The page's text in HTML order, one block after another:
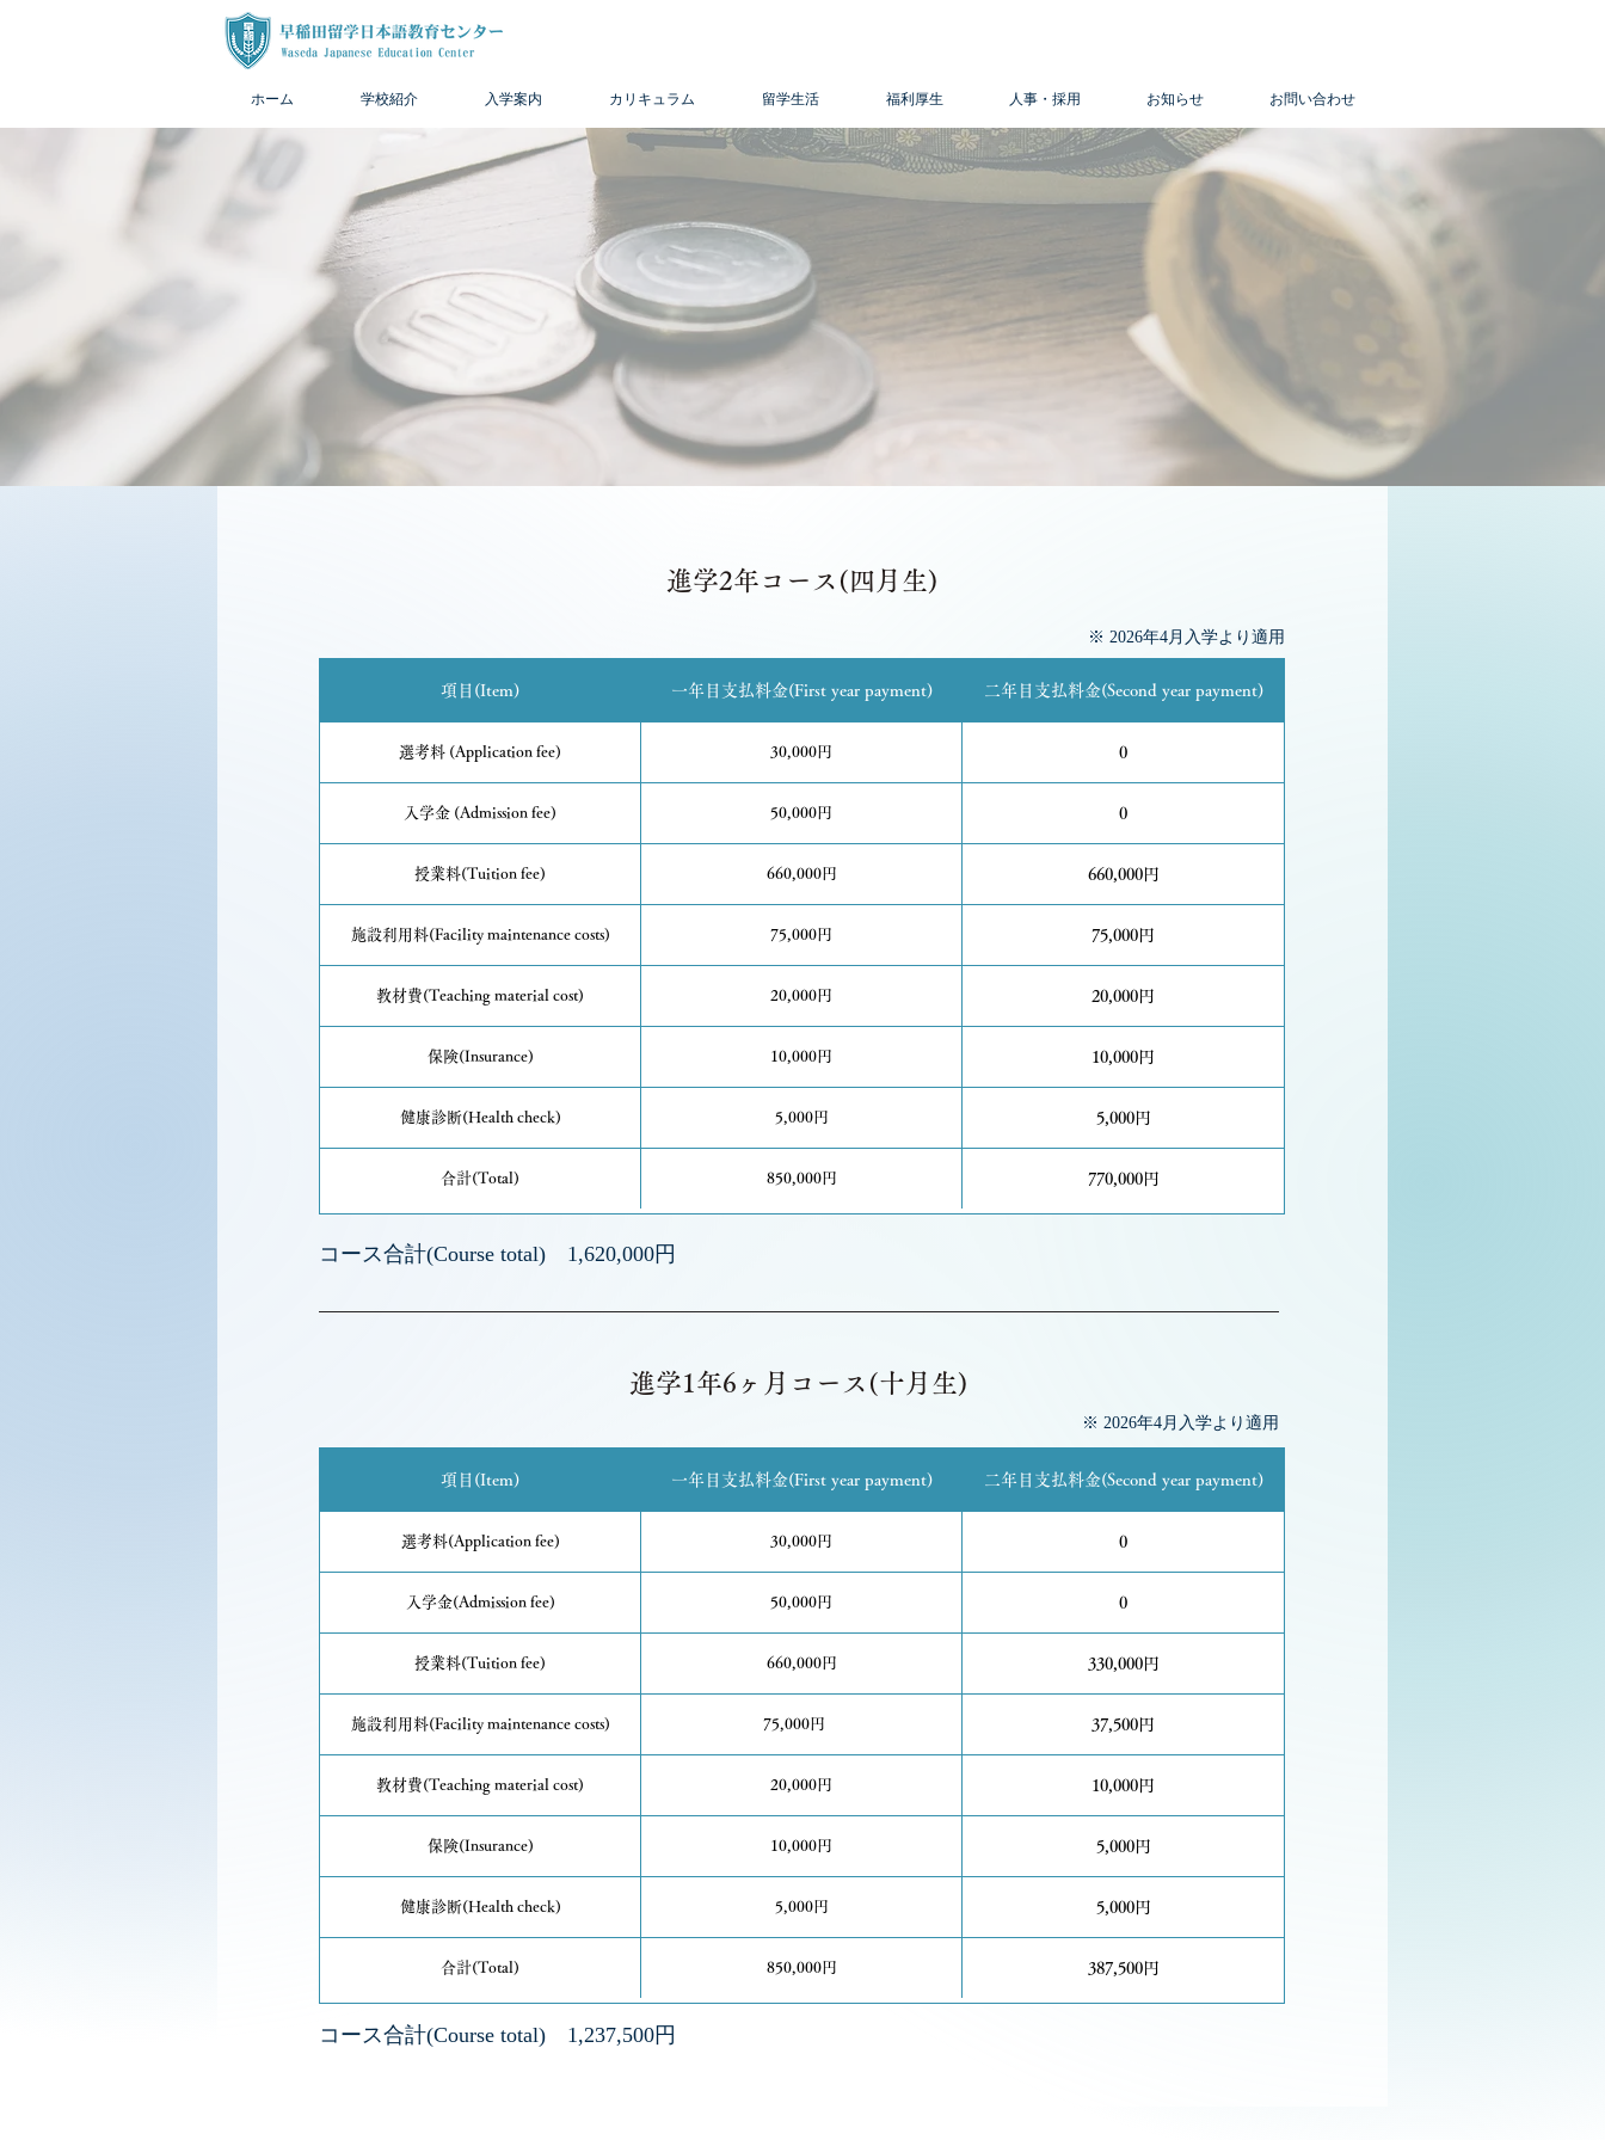
ホーム 学校紹介 入学案内 カリキュラム 留学生活 福利厚生 人事・採用 お知らせ お問い合わせ
​学費
Tuition fee
進学2年コース(四月生)
※ 2026年4月入学より適用
項目(Item) 一年目支払料金(First year payment) 二年目支払料金(Second year payment)
選考料 (Application fee) 30,000円 0
入学金 (Admission fee) 50,000円 0
授業料(Tuition fee) 660,000円 660,000円
施設利用料(Facility maintenance costs) 75,000円 75,000円
教材費(Teaching material cost) 20,000円 20,000円
保険(Insurance) 10,000円 10,000円
健康診断(Health check) 5,000円 5,000円
合計(Total) 850,000円 770,000円
コース合計(Course total) 1,620,000円
進学1年6ヶ月コース(十月生)
※ 2026年4月入学より適用
項目(Item) 一年目支払料金(First year payment) 二年目支払料金(Second year payment)
選考料(Application fee) 30,000円 0
入学金(Admission fee) 50,000円 0
授業料(Tuition fee) 660,000円 330,000円
施設利用料(Facility maintenance costs) 75,000円 37,500円
教材費(Teaching material cost) 20,000円 10,000円
保険(Insurance) 10,000円 5,000円
健康診断(Health check) 5,000円 5,000円
合計(Total) 850,000円 387,500円
コース合計(Course total) 1,237,500円